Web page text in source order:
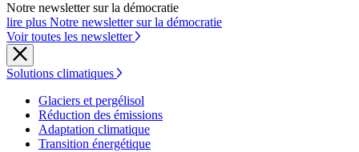
Notre newsletter sur la démocratie
lire plus Notre newsletter sur la démocratie
Voir toutes les newsletter
Solutions climatiques
Glaciers et pergélisol
Réduction des émissions
Adaptation climatique
Transition énergétique